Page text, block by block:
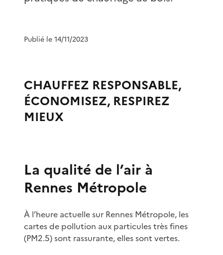
Publié le 14/11/2023
CHAUFFEZ RESPONSABLE,
ÉCONOMISEZ, RESPIREZ
MIEUX
La qualité de l’air à
Rennes Métropole
À l’heure actuelle sur Rennes Métropole, les
cartes de pollution aux particules très fines
(PM2.5) sont rassurante, elles sont vertes.